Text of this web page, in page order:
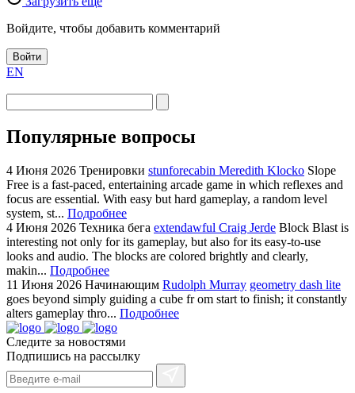
Войдите, чтобы добавить комментарий
Войти
EN
Популярные вопросы
4 Июня 2026 Тренировки stunforecabin Meredith Klocko Slope
Free is a fast-paced, entertaining arcade game in which reflexes and
focus are essential. With easy but hard gameplay, a random level
system, st... Подробнее
4 Июня 2026 Техника бега extendawful Craig Jerde Block Blast is
interesting not only for its gameplay, but also for its easy-to-use
looks and audio. The blocks are colored brightly and clearly,
makin... Подробнее
11 Июня 2026 Начинающим Rudolph Murray geometry dash lite
goes beyond simply guiding a cube fr om start to finish; it constantly
alters gameplay thro... Подробнее
Следите за новостями
Подпишись на рассылку